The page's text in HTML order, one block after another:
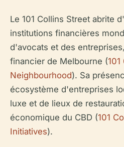
Le 101 Collins Street abrite
institutions financières
d'avocats et des
financier de Melbourne (101
Neighbourhood). Sa
écosystème d'entreprises
luxe et de lieux de
économique du CBD (101
Initiatives).